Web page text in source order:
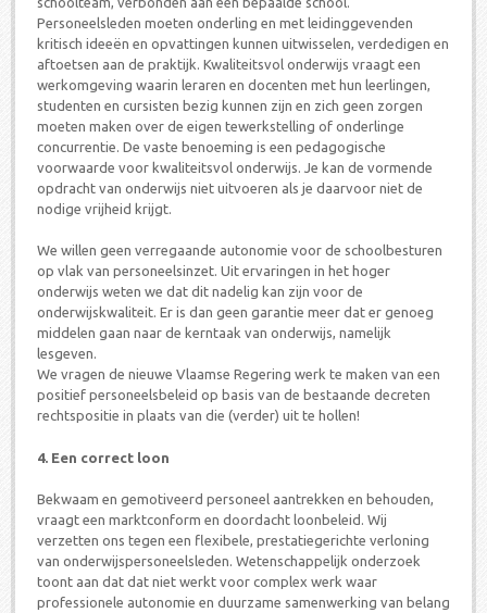
Personeelsleden moeten onderling en met leidinggevenden
kritisch ideeën en opvattingen kunnen uitwisselen, verdedigen en
aftoetsen aan de praktijk. Kwaliteitsvol onderwijs vraagt een
werkomgeving waarin leraren en docenten met hun leerlingen,
studenten en cursisten bezig kunnen zijn en zich geen zorgen
moeten maken over de eigen tewerkstelling of onderlinge
concurrentie. De vaste benoeming is een pedagogische
voorwaarde voor kwaliteitsvol onderwijs. Je kan de vormende
opdracht van onderwijs niet uitvoeren als je daarvoor niet de
nodige vrijheid krijgt.
We willen geen verregaande autonomie voor de schoolbesturen
op vlak van personeelsinzet. Uit ervaringen in het hoger
onderwijs weten we dat dit nadelig kan zijn voor de
onderwijskwaliteit. Er is dan geen garantie meer dat er genoeg
middelen gaan naar de kerntaak van onderwijs, namelijk
lesgeven.
We vragen de nieuwe Vlaamse Regering werk te maken van een
positief personeelsbeleid op basis van de bestaande decreten
rechtspositie in plaats van die (verder) uit te hollen!
4. Een correct loon
Bekwaam en gemotiveerd personeel aantrekken en behouden,
vraagt een marktconform en doordacht loonbeleid. Wij
verzetten ons tegen een flexibele, prestatiegerichte verloning
van onderwijspersoneelsleden. Wetenschappelijk onderzoek
toont aan dat dat niet werkt voor complex werk waar
professionele autonomie en duurzame samenwerking van belang